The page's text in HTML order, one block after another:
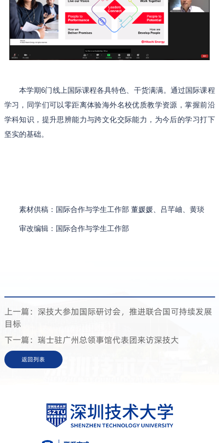
本学期6门线上国际课程各具特色、干货满满。通过国际课程
学习，同学们可以零距离体验海外名校优质教学资源，掌握前沿
学科知识，提升思辨能力与跨文化交际能力，为今后的学习打下
坚实的基础。
素材供稿：国际合作与学生工作部 董媛媛、吕芊岫、黄琰
审改编辑：国际合作与学生工作部
上一篇：深技大参加国际研讨会，推进联合国可持续发展
目标
下一篇：瑞士驻广州总领事馆代表团来访深技大
返回列表